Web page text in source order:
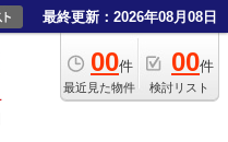
最終更新：2026年08月08日
00件
最近見た物件
00件
検討リスト